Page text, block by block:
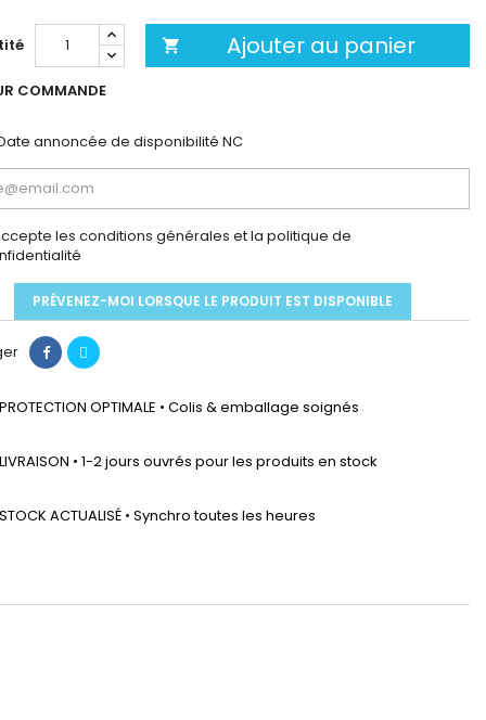
 Ajouter au panier
COMMANDE
annoncée de disponibilité NC
les conditions générales et la politique de
PRÉVENEZ-MOI LORSQUE LE PRODUIT EST DISPONIBLE
PROTECTION OPTIMALE • Colis & emballage soignés
LIVRAISON • 1-2 jours ouvrés pour les produits en stock
STOCK ACTUALISÉ • Synchro toutes les heures